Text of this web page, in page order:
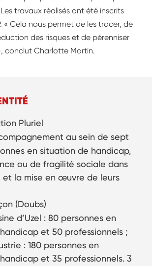
travaux réalisés ont été inscrits
« Cela nous permet de les tracer, de
des risques et de pérenniser
conclut Charlotte Martin.
Pluriel
au sein de sept
en situation de handicap,
ou de fragilité sociale dans
et la mise en œuvre de leurs
(Doubs)
d’Uzel : 80 personnes en
et 50 professionnels ;
: 180 personnes en
et 35 professionnels. 3